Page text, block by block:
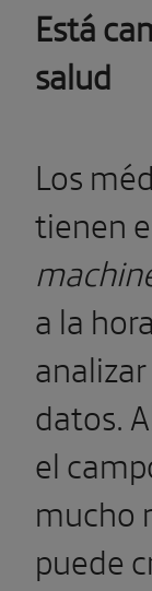
Está
salud
Los
tienen
a la
datos.
el
mucho
puede